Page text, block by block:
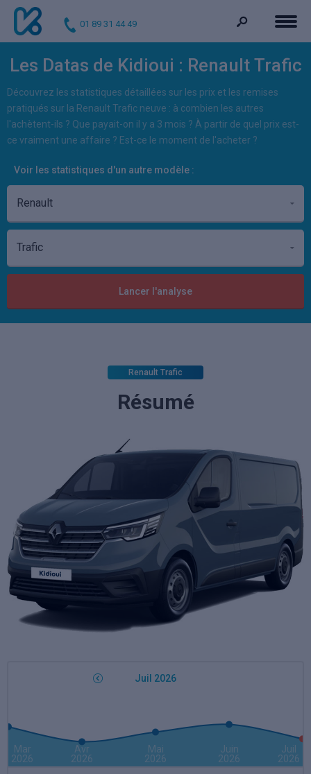
01 89 31 44 49
Les Datas de Kidioui : Renault Trafic
Découvrez les statistiques détaillées sur les prix et les remises
pratiqués sur la Renault Trafic neuve : à combien les autres
l'achètent-ils ? Que payait-on il y a 3 mois ? À partir de quel prix est-
ce vraiment une affaire ? Est-ce le moment de l'acheter ?
Voir les statistiques d'un autre modèle :
Lancer l'analyse
Renault Trafic
Résumé
Juil 2026
Mar
2026
Avr
2026
Mai
2026
Juin
2026
Juil
2026